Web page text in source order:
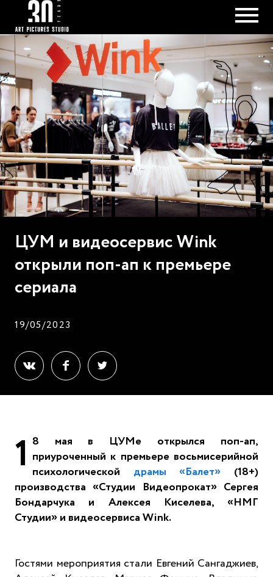
ЦУМ и видеосервис Wink
открыли поп-ап к премьере
сериала
19/05/2023
1 8 мая в ЦУМе открылся поп-ап,
приуроченный к премьере восьмисерийной
психологической драмы «Балет» (18+)
производства «Студии Видеопрокат» Сергея
Бондарчука и Алексея Киселева, «НМГ
Студии» и видеосервиса Wink.
Гостями мероприятия стали Евгений Сангаджиев,